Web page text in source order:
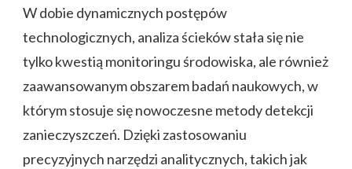
W dobie dynamicznych postępów
technologicznych, analiza ścieków stała się nie
tylko kwestią monitoringu środowiska, ale również
zaawansowanym obszarem badań naukowych, w
którym stosuje się nowoczesne metody detekcji
zanieczyszczeń. Dzięki zastosowaniu
precyzyjnych narzędzi analitycznych, takich jak